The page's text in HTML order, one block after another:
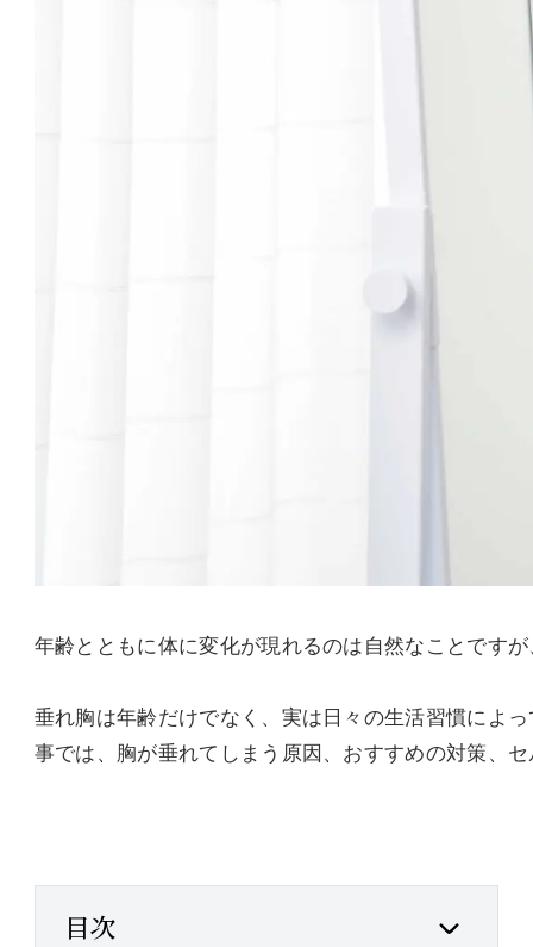
年齢とともに体に変化が現れるのは自然なことです
垂れ胸は年齢だけでなく、実は日々の生活習慣によ
事では、胸が垂れてしまう原因、おすすめの対策、
目次